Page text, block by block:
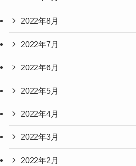
2022年8月
2022年7月
2022年6月
2022年5月
2022年4月
2022年3月
2022年2月